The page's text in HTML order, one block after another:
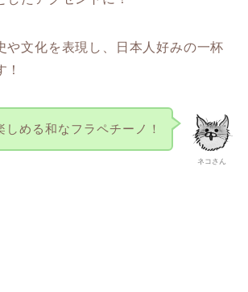
や文化を表現し、日本人好みの一杯
ネコさん
しめる和なフラペチーノ！